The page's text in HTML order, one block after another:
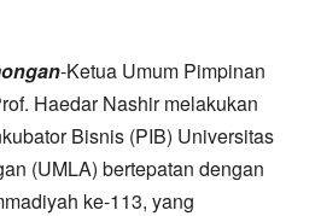
-Ketua Umum Pimpinan
Haedar Nashir melakukan
Bisnis (PIB) Universitas
(UMLA) bertepatan dengan
ke-113, yang